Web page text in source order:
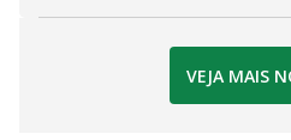
VEJA MAIS